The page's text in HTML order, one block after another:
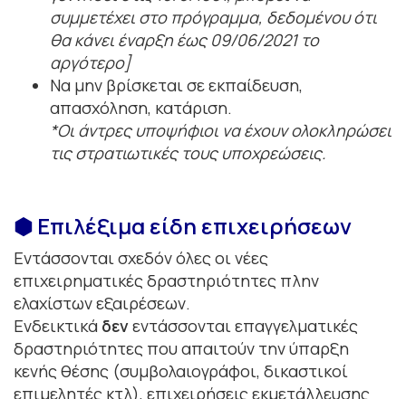
συμμετέχει στο πρόγραμμα, δεδομένου ότι
θα κάνει έναρξη έως 09/06/2021 το
αργότερο]
Να μην βρίσκεται σε εκπαίδευση,
απασχόληση, κατάριση.
*Οι άντρες υποψήφιοι να έχουν ολοκληρώσει
τις στρατιωτικές τους υποχρεώσεις.
⬢ Επιλέξιμα είδη επιχειρήσεων
Εντάσσονται σχεδόν όλες οι νέες
επιχειρηματικές δραστηριότητες πλην
ελαχίστων εξαιρέσεων.
Ενδεικτικά δενεντάσσονται επαγγελματικές
δραστηριότητες που απαιτούν την ύπαρξη
κενής θέσης (συμβολαιογράφοι, δικαστικοί
επιμελητές κτλ), επιχειρήσεις εκμετάλλευσης